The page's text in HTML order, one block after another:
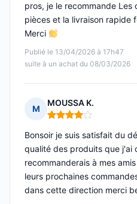
Publié le 13/04/2026 à 17h47
suite à un achat du 08/03/2026
pros, je le recommande Les
pièces et la livraison rapide
Merci
M
MOUSSA K.
Note : 4 sur 5
Bonsoir je suis satisfait du
qualité des produits que j'ai
recommanderais à mes
leurs prochaines
dans cette direction merci